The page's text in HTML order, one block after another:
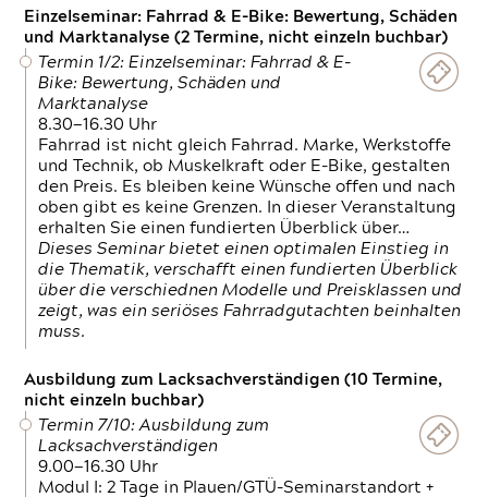
Einzelseminar: Fahrrad & E-Bike: Bewertung, Schäden
und Marktanalyse (2 Termine, nicht einzeln buchbar)
Termin 1/2: Einzelseminar: Fahrrad & E-
Bike: Bewertung, Schäden und
Marktanalyse
8.30—16.30 Uhr
Fahrrad ist nicht gleich Fahrrad. Marke, Werkstoffe
und Technik, ob Muskelkraft oder E-Bike, gestalten
den Preis. Es bleiben keine Wünsche offen und nach
oben gibt es keine Grenzen. In dieser Veranstaltung
erhalten Sie einen fundierten Überblick über…
Dieses Seminar bietet einen optimalen Einstieg in
die Thematik, verschafft einen fundierten Überblick
über die verschiednen Modelle und Preisklassen und
zeigt, was ein seriöses Fahrradgutachten beinhalten
muss.
Ausbildung zum Lacksachverständigen (10 Termine,
nicht einzeln buchbar)
Termin 7/10: Ausbildung zum
Lacksachverständigen
9.00—16.30 Uhr
Modul I: 2 Tage in Plauen/GTÜ-Seminarstandort +